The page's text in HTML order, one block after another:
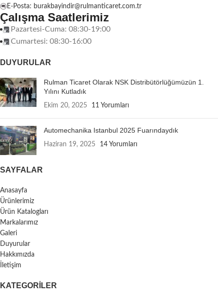
E-Posta: burakbayindir@rulmanticaret.com.tr
Çalışma Saatlerimiz
Pazartesi-Cuma: 08:30-19:00
Cumartesi: 08:30-16:00
DUYURULAR
Rulman Ticaret Olarak NSK Distribütörlüğümüzün 1.
Yılını Kutladık
Ekim 20, 2025 11 Yorumları
Automechanika Istanbul 2025 Fuarındaydık
Haziran 19, 2025 14 Yorumları
SAYFALAR
Anasayfa
Ürünlerimiz
Ürün Katalogları
Markalarımız
Galeri
Duyurular
Hakkımızda
İletişim
KATEGORILER